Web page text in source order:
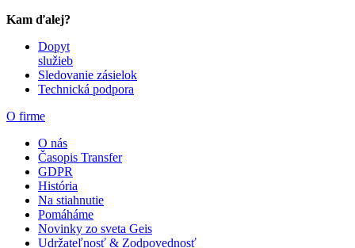
Kam ďalej?
Dopyt
služieb
Sledovanie zásielok
Technická podpora
O firme
O nás
Časopis Transfer
GDPR
História
Na stiahnutie
Pomáháme
Novinky zo sveta Geis
Udržateľnosť & Zodpovednosť